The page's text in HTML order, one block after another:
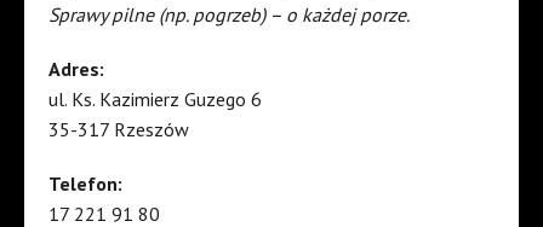
Sprawy pilne (np. pogrzeb) – o każdej porze.
Adres:
ul. Ks. Kazimierz Guzego 6
35-317 Rzeszów
Telefon:
17 221 91 80